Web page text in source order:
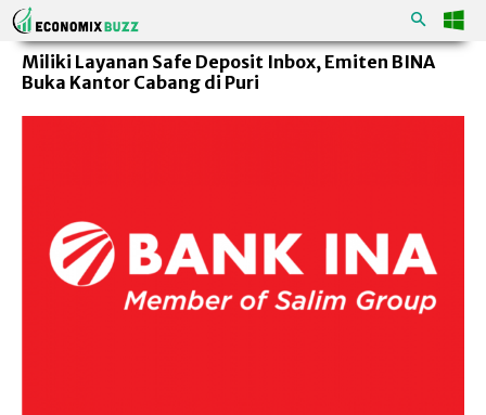
Miliki Layanan Safe Deposit Inbox, Emiten BINA
Buka Kantor Cabang di Puri